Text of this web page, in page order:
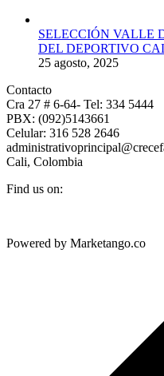
SELECCIÓN VALLE
DEL DEPORTIVO
25 agosto, 2025
Contacto
Cra 27 # 6-64- Tel: 334 5444
PBX: (092)5143661
Celular: 316 528 2646
Cali, Colombia
Find us on:
Powered by Marketango.co